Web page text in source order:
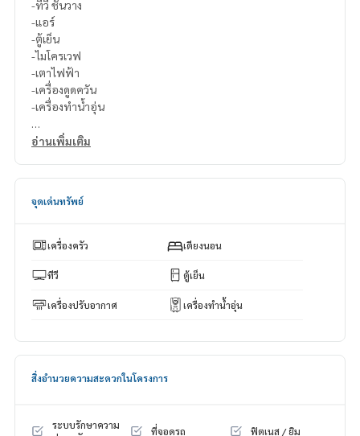
-ทีวี ชั้นวาง
-แอร์
-ตู้เย็น
-ไมโครเวฟ
-เตาไฟฟ้า
-เครื่องดูดควัน
-เครื่องทำน้ำอุ่น
แอดมิน094-549-4104
* มีให้เลือกอีกหลายห้อง หลายโครงการค่ะ
Facebook Fanpage : P2N Property
ด ทั่วกรุงเทพฯ
อ่านเพิ่มเติม
จุดเด่นทรัพย์
เครื่องครัว เตียงนอน
ทีวี ตู้เย็น
เครื่องปรับอากาศ เครื่องทำน้ำอุ่น
สิ่งอำนวยความสะดวกในโครงการ
ระบบรักษาความ
ที่จอดรถ ฟิตเนส / ยิม